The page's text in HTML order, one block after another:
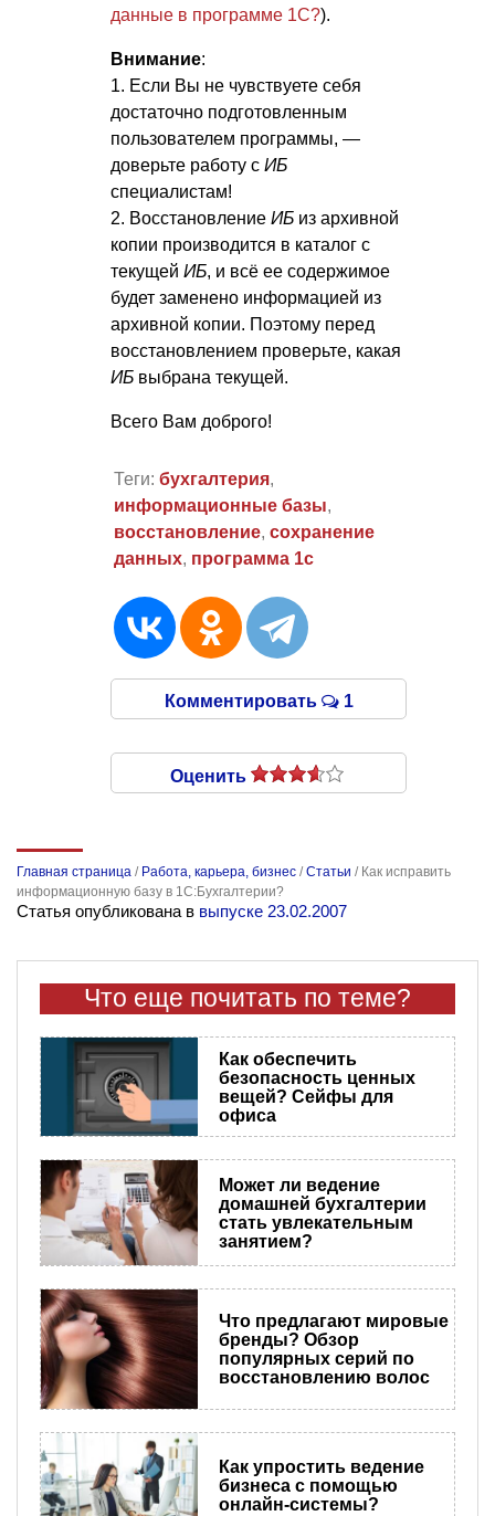
данные в программе 1С?).
Внимание:
1. Если Вы не чувствуете себя
достаточно подготовленным
пользователем программы, —
доверьте работу с ИБ
специалистам!
2. Восстановление ИБ из архивной
копии производится в каталог с
текущей ИБ, и всё ее содержимое
будет заменено информацией из
архивной копии. Поэтому перед
восстановлением проверьте, какая
ИБ выбрана текущей.
Всего Вам доброго!
Теги: бухгалтерия,
информационные базы,
восстановление, сохранение
данных, программа 1с
Комментировать 1
Оценить
Главная страница / Работа, карьера, бизнес /Статьи / Как исправить
информационную базу в 1С:Бухгалтерии?
Статья опубликована в выпуске 23.02.2007
Что еще почитать по теме?
Как обеспечить
безопасность ценных
вещей? Сейфы для
офиса
Может ли ведение
домашней бухгалтерии
стать увлекательным
занятием?
Что предлагают мировые
бренды? Обзор
популярных серий по
восстановлению волос
Как упростить ведение
бизнеса с помощью
онлайн-системы?